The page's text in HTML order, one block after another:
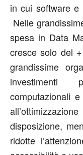
in cui software e
Nelle
spesa in Data
cresce solo del
grandissime
investimenti
computazionali
disposizione,
ridotte